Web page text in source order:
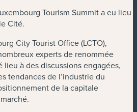
Tourism Summit a eu lieu
Cité.
City Tourist Office (LCTO),
experts de renommée
à des discussions engagées,
tendances de l’industrie du
de la capitale